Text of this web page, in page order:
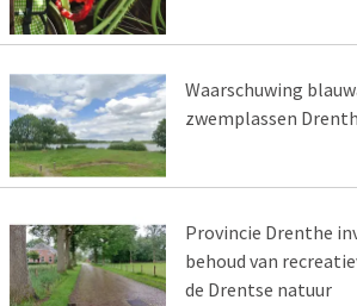
Waarschuwing
zwemplassen
Provincie Drenthe
behoud van
de Drentse natuur